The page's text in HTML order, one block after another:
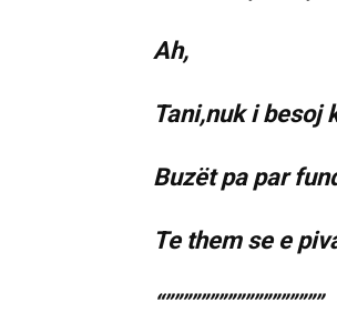
Ah,
Tani,nuk i besoj
Buzët pa par
Te them se e
“””””””””””””””””””